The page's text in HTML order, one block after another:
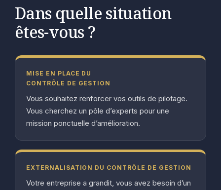
Dans quelle situation
êtes-vous ?
MISE EN PLACE DU
CONTRÔLE DE GESTION
Vous souhaitez renforcer vos outils de pilotage.
Vous cherchez un pôle d’experts pour une
mission ponctuelle d’amélioration.
EXTERNALISATION DU CONTRÔLE DE GESTION
Votre entreprise a grandit, vous avez besoin d’un